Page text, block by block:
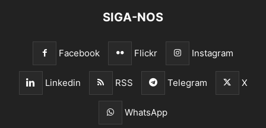
SIGA-NOS
Facebook Flickr Instagram
Linkedin RSS Telegram X
WhatsApp